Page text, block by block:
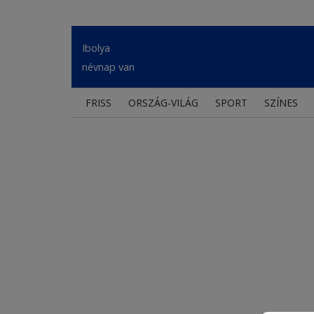
Ibolya
névnap van
FRISS ORSZÁG-VILÁG SPORT SZÍNES